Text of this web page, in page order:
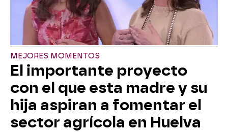
MEJORES MOMENTOS
El importante proyecto
con el que esta madre y su
hija aspiran a fomentar el
sector agrícola en Huelva